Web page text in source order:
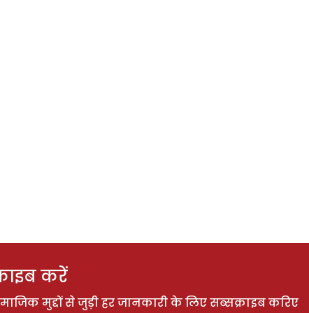
करें
मुद्दों से जुड़ी हर जानकारी के लिए सब्सक्राइब करिए